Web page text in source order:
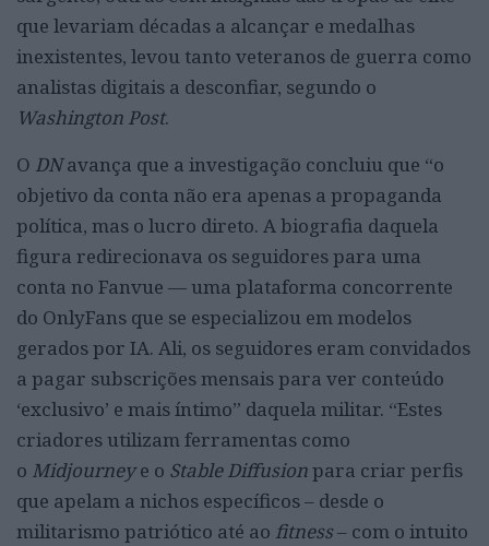
que levariam décadas a alcançar e medalhas
inexistentes, levou tanto veteranos de guerra como
analistas digitais a desconfiar, segundo o
Washington Post.
O DNavança que a investigação concluiu que “o
objetivo da conta não era apenas a propaganda
política, mas o lucro direto. A biografia daquela
figura redirecionava os seguidores para uma
conta no Fanvue — uma plataforma concorrente
do OnlyFans que se especializou em modelos
gerados por IA. Ali, os seguidores eram convidados
a pagar subscrições mensais para ver conteúdo
‘exclusivo’ e mais íntimo” daquela militar. “Estes
criadores utilizam ferramentas como
o Midjourneye o Stable Diffusionpara criar perfis
que apelam a nichos específicos – desde o
militarismo patriótico até ao fitness– com o intuito